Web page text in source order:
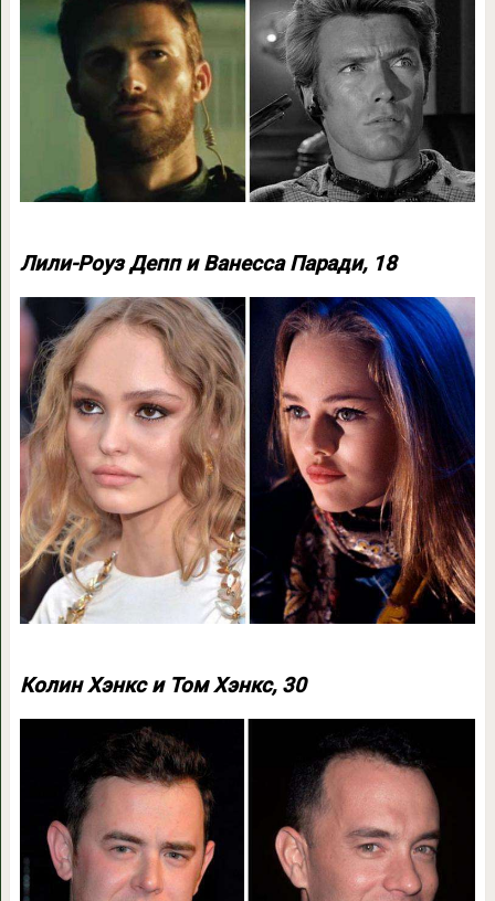
Лили-Роуз Депп и Ванесса Паради, 18
Колин Хэнкс и Том Хэнкс, 30